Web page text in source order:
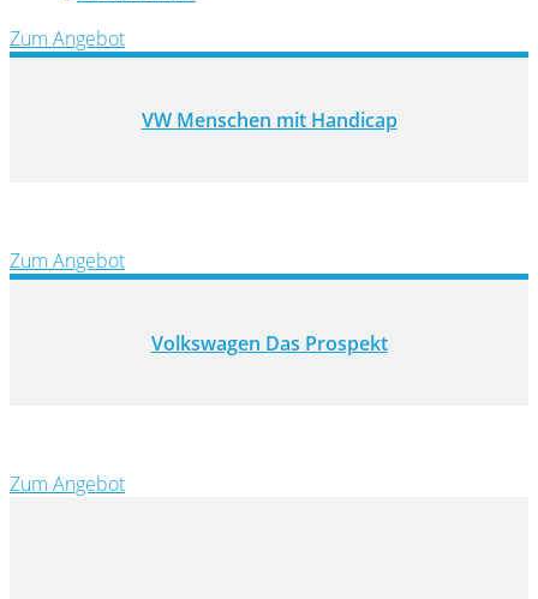
Zum Angebot
VW Menschen mit Handicap
Zum Angebot
Volkswagen Das Prospekt
Zum Angebot